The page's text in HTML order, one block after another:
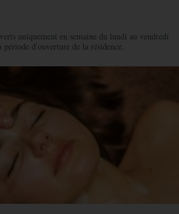
uniquement en semaine du lundi au vendredi
période d'ouverture de la résidence.